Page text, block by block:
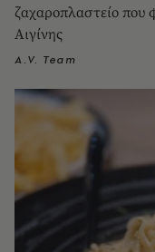
ζαχαροπλαστείο που
Αιγίνης
A.V. Team